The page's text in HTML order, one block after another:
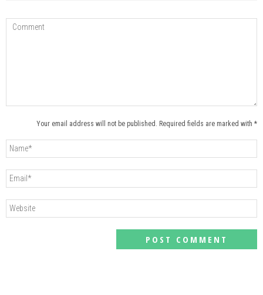
Your email address will not be published. Required fields are marked with *